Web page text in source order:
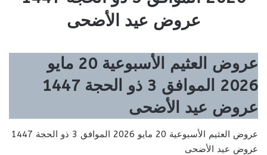
عروض عيد الأضحى
عروض العثيم الأسبوعية 20 مايو
2026 الموافق 3 ذو الحجة 1447
عروض عيد الأضحى
عروض العثيم الأسبوعية 20 مايو 2026 الموافق 3 ذو الحجة 1447
عروض عيد الأضحى